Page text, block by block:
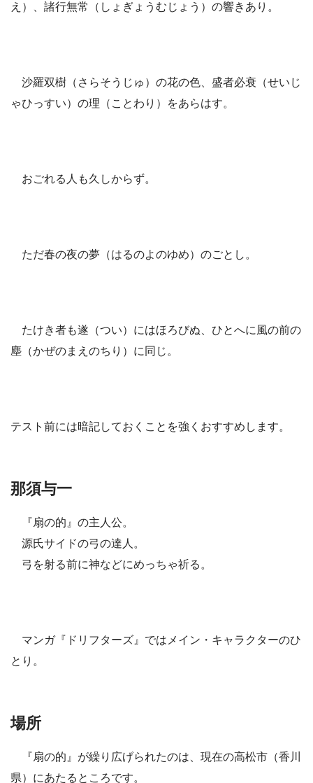
え）、諸行無常（しょぎょうむじょう）の響きあり。
沙羅双樹（さらそうじゅ）の花の色、盛者必衰（せいじ
ゃひっすい）の理（ことわり）をあらはす。
おごれる人も久しからず。
ただ春の夜の夢（はるのよのゆめ）のごとし。
たけき者も遂（つい）にはほろびぬ、ひとへに風の前の
塵（かぜのまえのちり）に同じ。
テスト前には暗記しておくことを強くおすすめします。
那須与一
『扇の的』の主人公。
源氏サイドの弓の達人。
弓を射る前に神などにめっちゃ祈る。
マンガ『ドリフターズ』ではメイン・キャラクターのひ
とり。
場所
『扇の的』が繰り広げられたのは、現在の高松市（香川
県）にあたるところです。